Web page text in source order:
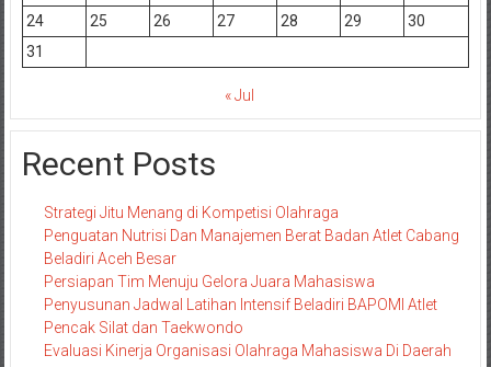
24
25 26 27 28 29
30
31
« Jul
Recent Posts
Strategi Jitu Menang di Kompetisi Olahraga
Penguatan Nutrisi Dan Manajemen Berat Badan Atlet Cabang
Beladiri Aceh Besar
Persiapan Tim Menuju Gelora Juara Mahasiswa
Penyusunan Jadwal Latihan Intensif Beladiri BAPOMI Atlet
Pencak Silat dan Taekwondo
Evaluasi Kinerja Organisasi Olahraga Mahasiswa Di Daerah